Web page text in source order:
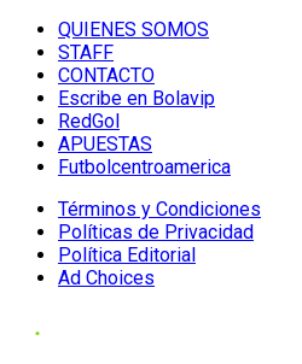
QUIENES SOMOS
STAFF
CONTACTO
Escribe en Bolavip
RedGol
APUESTAS
Futbolcentroamerica
Términos y Condiciones
Políticas de Privacidad
Política Editorial
Ad Choices